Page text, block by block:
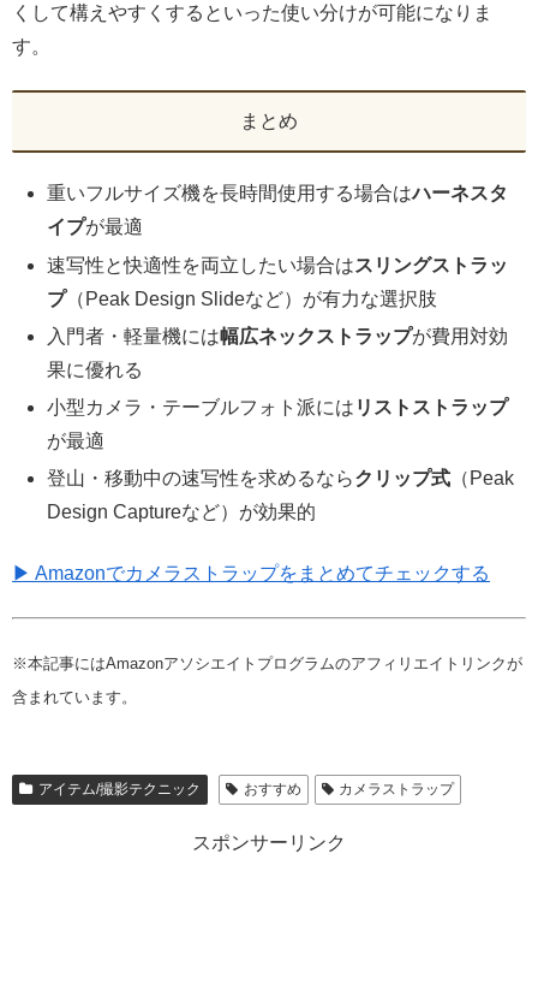
くして構えやすくするといった使い分けが可能になりま
す。
まとめ
重いフルサイズ機を長時間使用する場合はハーネスタ
イプが最適
速写性と快適性を両立したい場合はスリングストラッ
プ（Peak Design Slideなど）が有力な選択肢
入門者・軽量機には幅広ネックストラップが費用対効
果に優れる
小型カメラ・テーブルフォト派には リストストラップ
が最適
登山・移動中の速写性を求めるならクリップ式 （Peak
Design Captureなど）が効果的
▶ Amazonでカメラストラップをまとめてチェックする
※本記事にはAmazonアソシエイトプログラムのアフィリエイトリンクが
含まれています。
アイテム/撮影テクニック おすすめ カメラストラップ
スポンサーリンク